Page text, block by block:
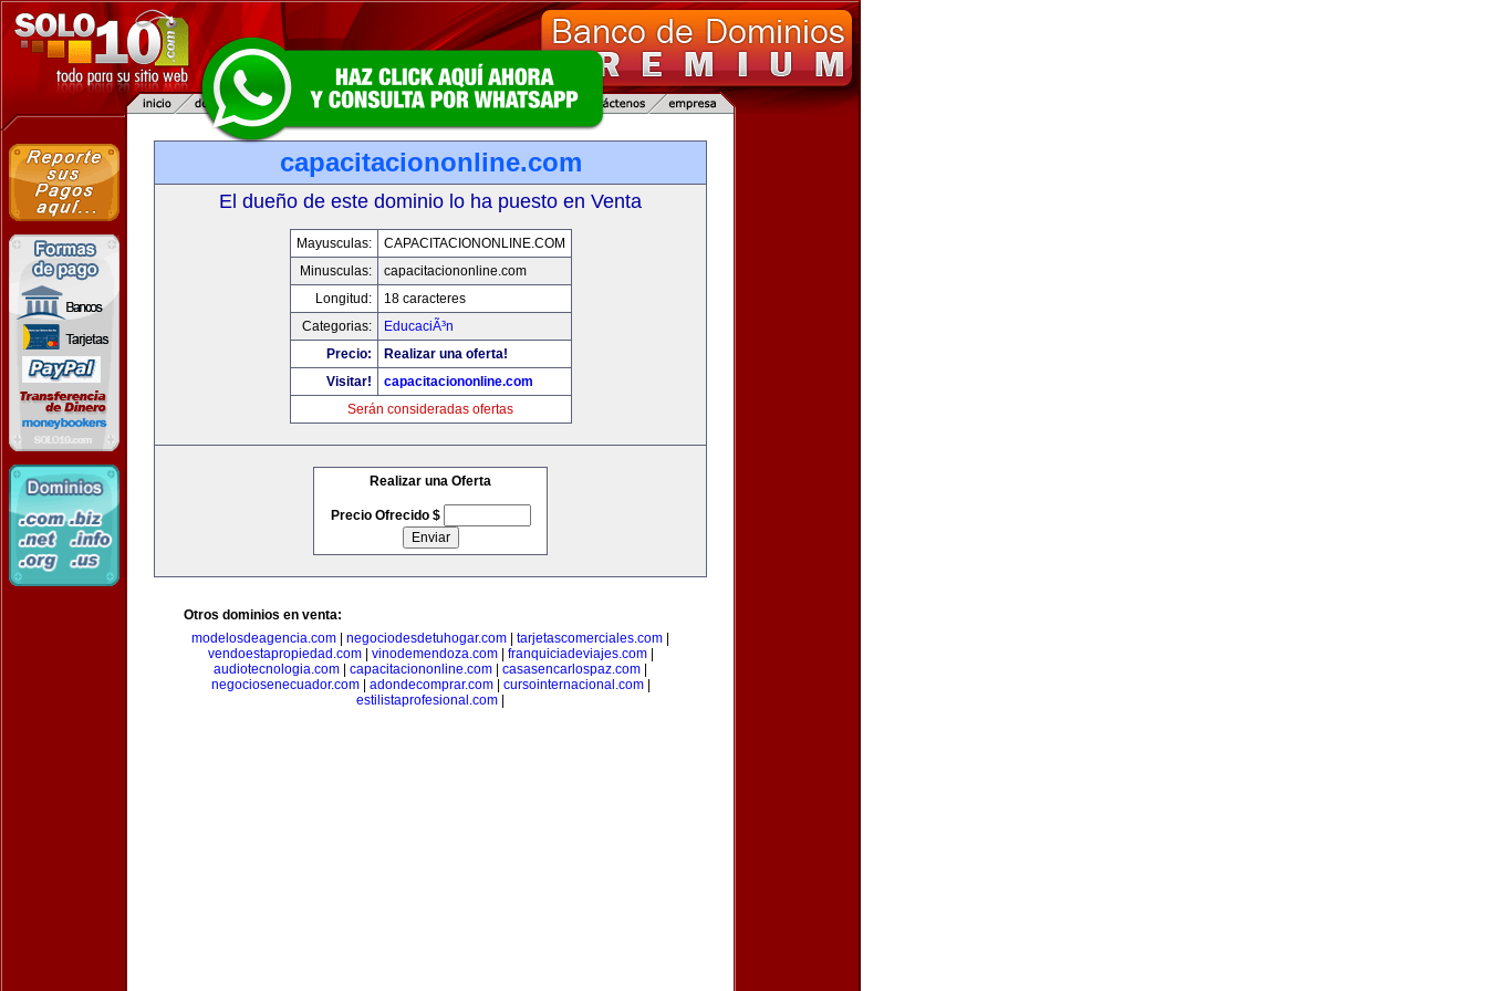
capacitaciononline.com
El dueño de este dominio lo ha puesto en Venta
Mayusculas:
CAPACITACIONONLINE.COM
Minusculas:
capacitaciononline.com
Longitud:
18 caracteres
Categorias:
EducaciÃ³n
Precio:
Realizar una oferta!
Visitar!
capacitaciononline.com
Serán consideradas ofertas
Realizar una Oferta
Precio Ofrecido $
Otros dominios en venta:
modelosdeagencia.com
negociodesdetuhogar.com tarjetascomerciales.com
vendoestapropiedad.com| vinodemendoza.com| franquiciadeviajes.com|
audiotecnologia.com
capacitaciononline.com casasencarlospaz.com
negociosenecuador.com| adondecomprar.com| cursointernacional.com|
estilistaprofesional.com